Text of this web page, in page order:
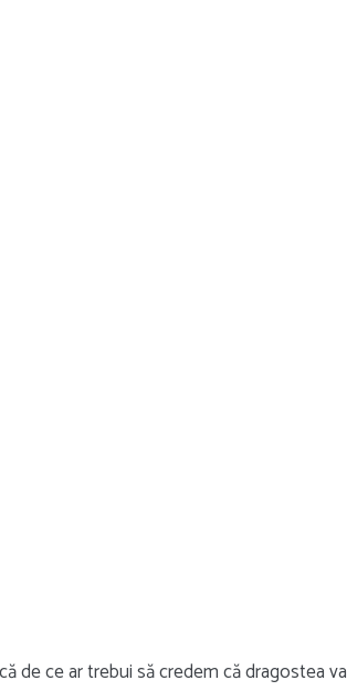
de ce ar trebui să credem că dragostea va